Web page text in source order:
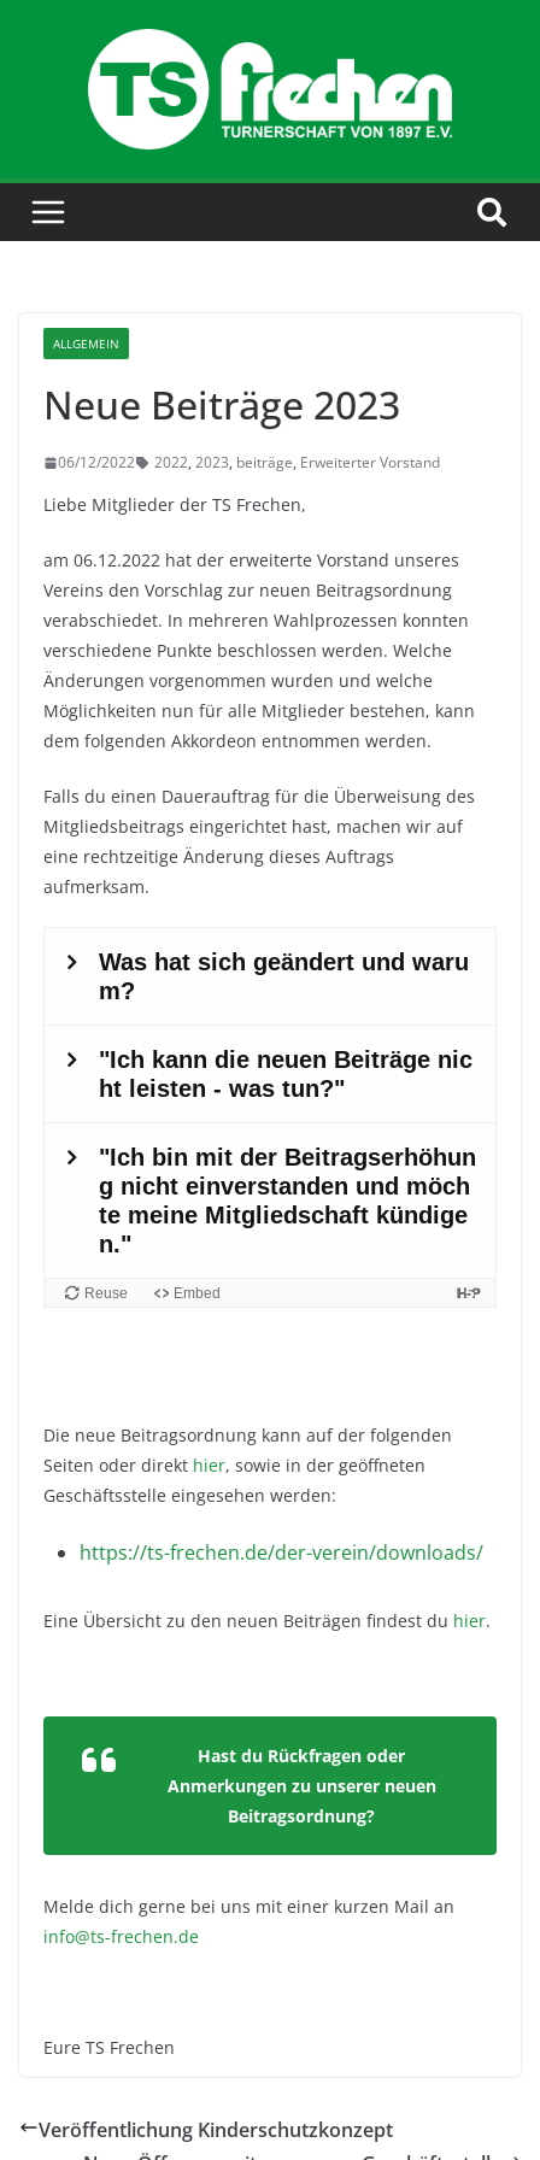
ALLGEMEIN
Neue Beiträge 2023
06/12/2022 2022, 2023, beiträge, Erweiterter Vorstand
Liebe Mitglieder der TS Frechen,
am 06.12.2022 hat der erweiterte Vorstand unseres
Vereins den Vorschlag zur neuen Beitragsordnung
verabschiedet. In mehreren Wahlprozessen konnten
verschiedene Punkte beschlossen werden. Welche
Änderungen vorgenommen wurden und welche
Möglichkeiten nun für alle Mitglieder bestehen, kann
dem folgenden Akkordeon entnommen werden.
Falls du einen Dauerauftrag für die Überweisung des
Mitgliedsbeitrags eingerichtet hast, machen wir auf
eine rechtzeitige Änderung dieses Auftrags
aufmerksam.
Die neue Beitragsordnung kann auf der folgenden
Seiten oder direkt hier, sowie in der geöffneten
Geschäftsstelle eingesehen werden:
https://ts-frechen.de/der-verein/downloads/
Eine Übersicht zu den neuen Beiträgen findest du hier.
Hast du Rückfragen oder
Anmerkungen zu unserer neuen
Beitragsordnung?
Melde dich gerne bei uns mit einer kurzen Mail an
info@ts-frechen.de
Eure TS Frechen
Veröffentlichung Kinderschutzkonzept